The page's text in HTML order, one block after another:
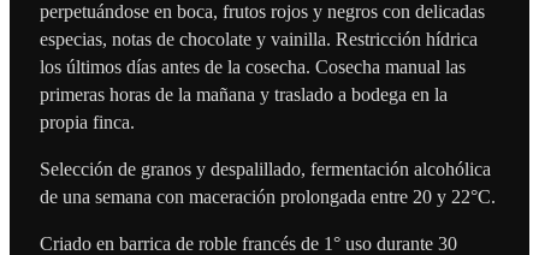
perpetuándose en boca, frutos rojos y negros con delicadas
especias, notas de chocolate y vainilla. Restricción hídrica
los últimos días antes de la cosecha. Cosecha manual las
primeras horas de la mañana y traslado a bodega en la
propia finca.
Selección de granos y despalillado, fermentación alcohólica
de una semana con maceración prolongada entre 20 y 22°C.
Criado en barrica de roble francés de 1° uso durante 30